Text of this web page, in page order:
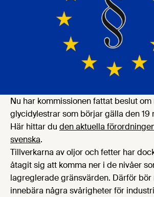
Nu har kommissionen fattat beslut
glycidylestrar som börjar gälla den 19
Här hittar du den aktuella
svenska.
Tillverkarna av oljor och fetter har
åtagit sig att komma ner i de nivåer
lagreglerade gränsvärden. Därför
innebära några svårigheter för